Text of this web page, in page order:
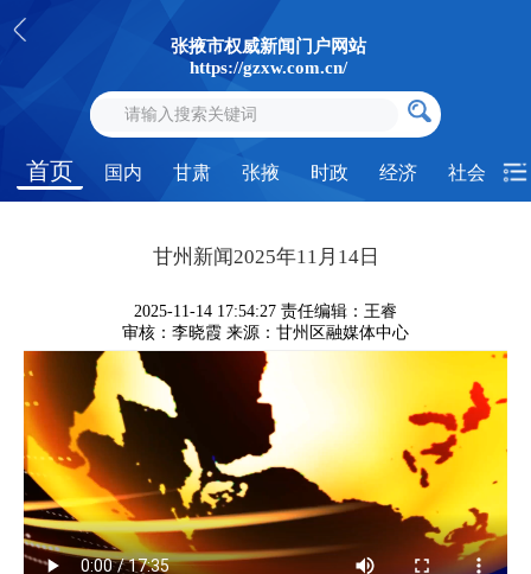
张掖市权威新闻门户网站
https://gzxw.com.cn/
首页 国内 甘肃 张掖 时政 经济 社会
甘州新闻2025年11月14日
2025-11-14 17:54:27 责任编辑：王睿
审核：李晓霞 来源：甘州区融媒体中心